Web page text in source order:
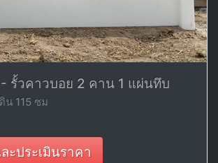
รั้วคาวบอย 2 คาน 1 แผ่นทึบ
น 115 ซม
ะประเมินราคา